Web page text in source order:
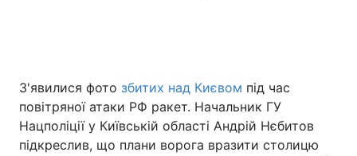
З'явилися фото збитих над Києвом під час
повітряної атаки РФ ракет. Начальник ГУ
Нацполіції у Київській області Андрій Нєбитов
підкреслив, що плани ворога вразити столицю